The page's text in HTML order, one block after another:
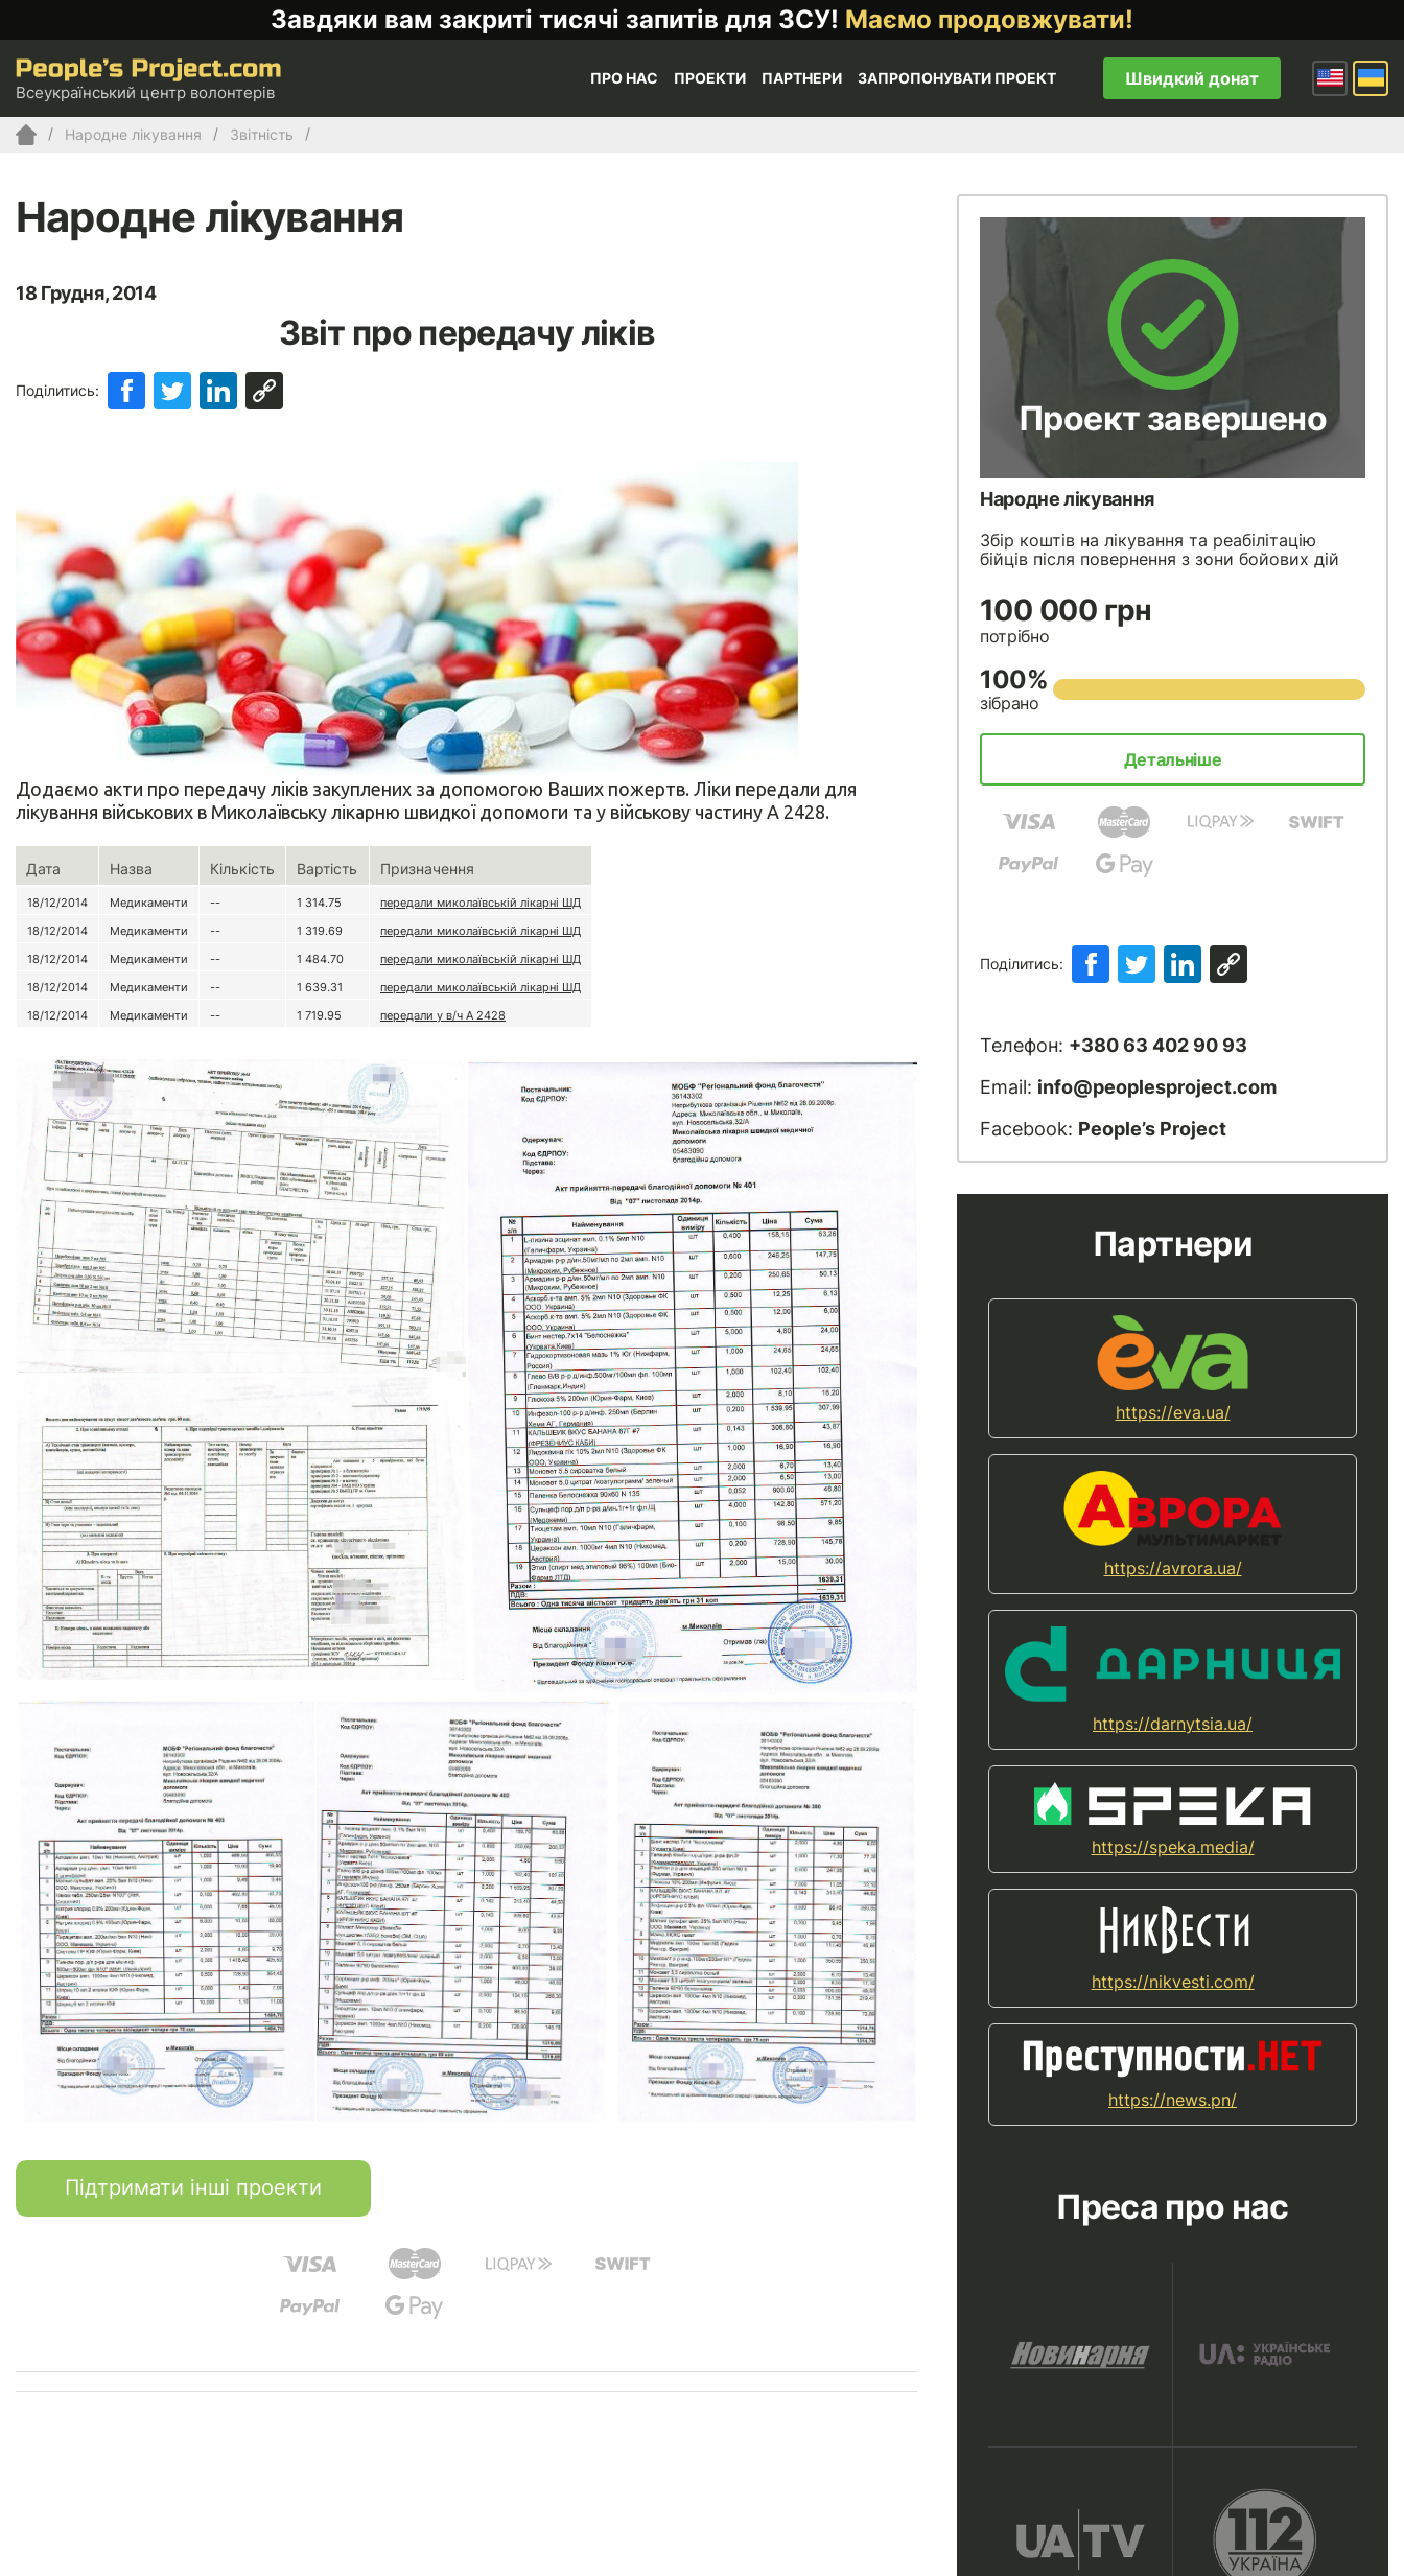
Завдяки вам закриті тисячі запитів для ЗСУ! Маємо продовжувати!
Всеукраїнський центр волонтерів
ПРО НАС ПРОЕКТИ ПАРТНЕРИ ЗАПРОПОНУВАТИ ПРОЕКТ Швидкий донат
Народне лiкування Звітність
Народне лiкування
18 Грудня, 2014
Звіт про передачу ліків
Поділитись:
Додаємо акти про передачу ліків закуплених за допомогою Ваших пожертв. Ліки передали для
лікування військових в Миколаївську лікарню швидкої допомоги та у військову частину А 2428.
Дата Назва Кількість Вартість Призначення
18/12/2014 Медикаменти -- 1 314.75
передали миколаївській лікарні ШД
18/12/2014
Медикаменти -- 1 319.69
передали миколаївській лікарні ШД
18/12/2014
Медикаменти -- 1 484.70
передали миколаївській лікарні ШД
18/12/2014
Медикаменти -- 1 639.31
передали миколаївській лікарні ШД
18/12/2014
Медикаменти -- 1 719.95 передали у в/ч А 2428
Підтримати інші проекти
Проект завершено
Народне лiкування
Збір коштів на лікування та реабілітацію
бійців після повернення з зони бойових дій
100 000 грн
потрібно
100%
зібрано
Детальніше
Поділитись:
Телефон: +380 63 402 90 93
Email: info@peoplesproject.com
Facebook: People’s Project
Партнери
https://eva.ua/
https://avrora.ua/
https://darnytsia.ua/
https://speka.media/
https://nikvesti.com/
https://news.pn/
Преса про нас